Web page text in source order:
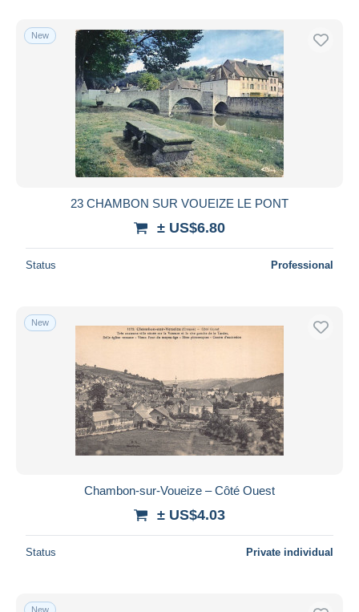
Free shipping
Payment methods
PayPal
Bank transfer
Visa
MasterCard
Bancontact
Seller's residence
Submit
New
23 CHAMBON SUR VOUEIZE LE PONT
± US$6.80
Status Professional
New
Chambon-sur-Voueize – Côté Ouest
± US$4.03
Status Private individual
New